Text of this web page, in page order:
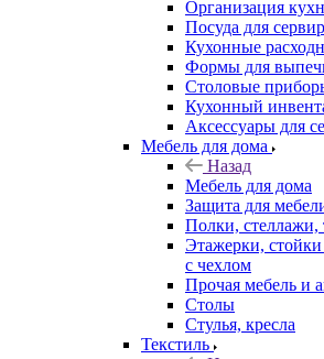
Организация
Посуда для
Кухонные
Формы для
Столовые
Кухонный
Аксессуары для
Мебель для дома
Назад
Мебель для дома
Защита для
Полки,
Этажерки,
с чехлом
Прочая мебель и
Столы
Стулья, кресла
Текстиль